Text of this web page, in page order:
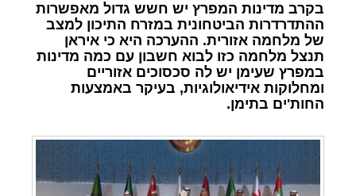
בקרב מדינות המפרץ יש חשש גדול מאפשרות
ההתדרדרות הביטחונית במזרח התיכון למצב
של מלחמה אזורית. ההערכה היא כי איראן
תנצל מלחמה כזו לבוא חשבון עם כמה מדינות
במפרץ שעימן יש לה סכסוכים אזוריים
ומחלוקות אידיאולוגיות, בעיקר באמצעות
החות'ים בתימן.